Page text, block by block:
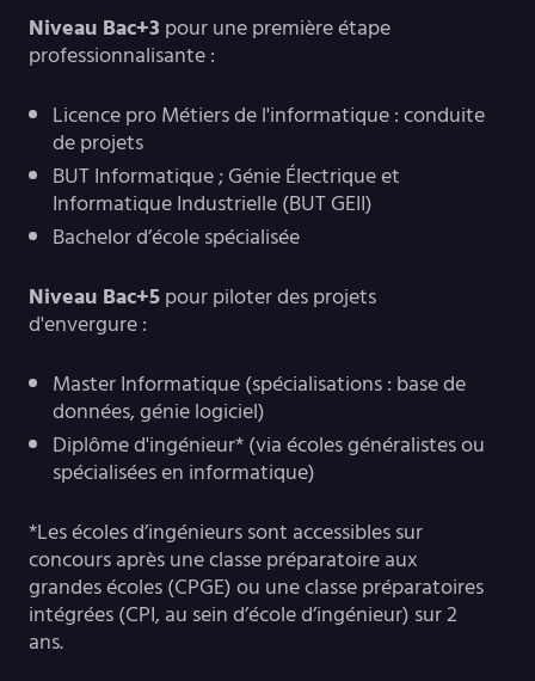
Niveau Bac+3 pour une première étape
professionnalisante :
Licence pro Métiers de l'informatique : conduite
de projets
BUT Informatique ; Génie Électrique et
Informatique Industrielle (BUT GEII)
Bachelor d’école spécialisée
Niveau Bac+5pour piloter des projets
d'envergure :
Master Informatique (spécialisations : base de
données, génie logiciel)
Diplôme d'ingénieur* (via écoles généralistes ou
spécialisées en informatique)
*Les écoles d’ingénieurs sont accessibles sur
concours après une classe préparatoire aux
grandes écoles (CPGE) ou une classe préparatoires
intégrées (CPI, au sein d’école d’ingénieur) sur 2
ans.